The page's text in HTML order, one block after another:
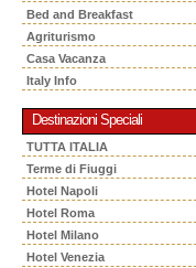
Bed and Breakfast
Agriturismo
Casa Vacanza
Italy Info
Destinazioni Speciali
TUTTA ITALIA
Terme di Fiuggi
Hotel Napoli
Hotel Roma
Hotel Milano
Hotel Venezia